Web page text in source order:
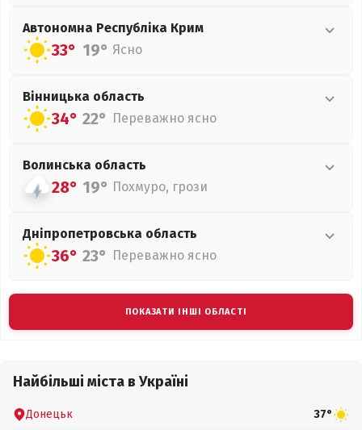
Автономна Республіка Крим
33° 19° Ясно
Вінницька область
34° 22° Переважно ясно
Волинська область
28° 19° Похмуро, грози
Дніпропетровська область
36° 23° Переважно ясно
ПОКАЗАТИ ІНШІ ОБЛАСТІ
Найбільші міста в Україні
Донецьк 37°